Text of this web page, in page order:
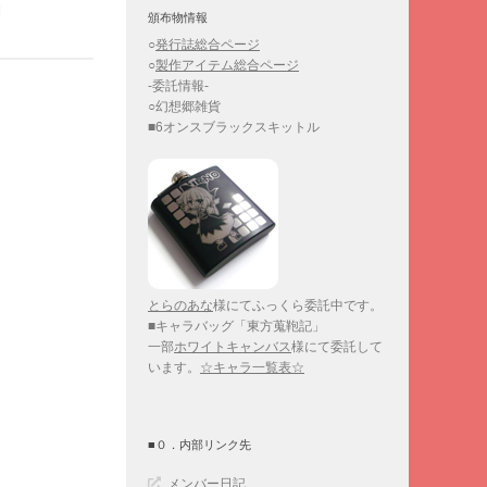
頒布物情報
○発行誌総合ページ
○製作アイテム総合ページ
-委託情報-
○幻想郷雑貨
■6オンスブラックスキットル
とらのあな様にてふっくら委託中です。
■キャラバッグ「東方蒐鞄記」
一部ホワイトキャンバス様にて委託して
います。 ☆キャラ一覧表☆
■０．内部リンク先